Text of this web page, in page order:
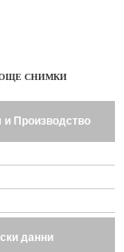
СНИМКИ
и Производство
данни